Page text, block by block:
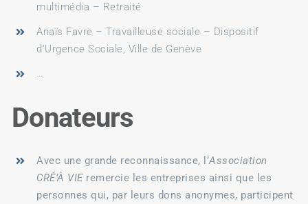
multimédia – Retraité
Anaïs Favre – Travailleuse sociale – Dispositif
d’Urgence Sociale, Ville de Genève
…
Donateurs
Avec une grande reconnaissance, l’Association
CRÉ’À VIEremercie les entreprises ainsi que les
personnes qui, par leurs dons anonymes, participent